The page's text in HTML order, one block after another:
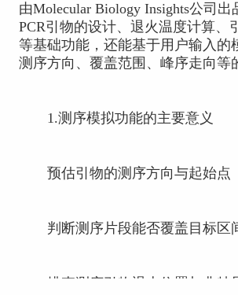
由Molecular Biology Insights公司
PCR引物的设计、退火温度计算、
等基础功能，还能基于用户输入的
测序方向、覆盖范围、峰序走向等
1.测序模拟功能的主要意义
预估引物的测序方向与起始点
判断测序片段能否覆盖目标区
排查测序引物退火位置与非特